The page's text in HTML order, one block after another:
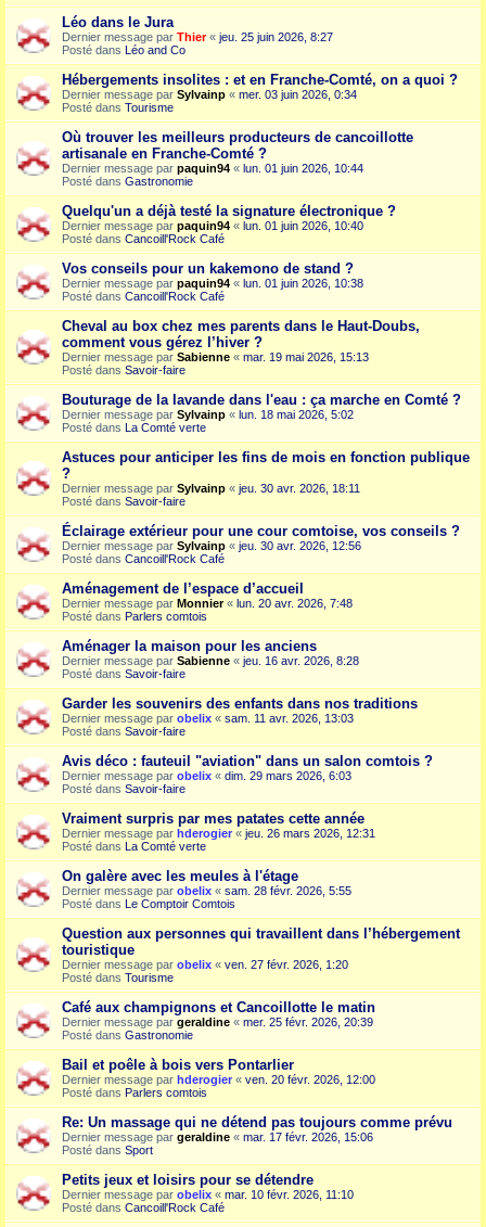
Léo dans le Jura
Dernier message par Thier« jeu. 25 juin 2026, 8:27
Posté dans Léo and Co
Hébergements insolites : et en Franche-Comté, on a quoi ?
Dernier message par Sylvainp « mer. 03 juin 2026, 0:34
Posté dans Tourisme
Où trouver les meilleurs producteurs de cancoillotte
artisanale en Franche-Comté ?
Dernier message par paquin94 « lun. 01 juin 2026, 10:44
Posté dans Gastronomie
Quelqu'un a déjà testé la signature électronique ?
Dernier message par paquin94 « lun. 01 juin 2026, 10:40
Posté dans Cancoill'Rock Café
Vos conseils pour un kakemono de stand ?
Dernier message par paquin94 « lun. 01 juin 2026, 10:38
Posté dans Cancoill'Rock Café
Cheval au box chez mes parents dans le Haut-Doubs,
comment vous gérez l’hiver ?
Dernier message par Sabienne « mar. 19 mai 2026, 15:13
Posté dans Savoir-faire
Bouturage de la lavande dans l'eau : ça marche en Comté ?
Dernier message par Sylvainp « lun. 18 mai 2026, 5:02
Posté dans La Comté verte
Astuces pour anticiper les fins de mois en fonction publique
?
Dernier message par Sylvainp « jeu. 30 avr. 2026, 18:11
Posté dans Savoir-faire
Éclairage extérieur pour une cour comtoise, vos conseils ?
Dernier message par Sylvainp « jeu. 30 avr. 2026, 12:56
Posté dans Cancoill'Rock Café
Aménagement de l’espace d’accueil
Dernier message par Monnier« lun. 20 avr. 2026, 7:48
Posté dans Parlers comtois
Aménager la maison pour les anciens
Dernier message par Sabienne « jeu. 16 avr. 2026, 8:28
Posté dans Savoir-faire
Garder les souvenirs des enfants dans nos traditions
Dernier message par obelix « sam. 11 avr. 2026, 13:03
Posté dans Savoir-faire
Avis déco : fauteuil "aviation" dans un salon comtois ?
Dernier message par obelix « dim. 29 mars 2026, 6:03
Posté dans Savoir-faire
Vraiment surpris par mes patates cette année
Dernier message par hderogier « jeu. 26 mars 2026, 12:31
Posté dans La Comté verte
On galère avec les meules à l'étage
Dernier message par obelix « sam. 28 févr. 2026, 5:55
Posté dans Le Comptoir Comtois
Question aux personnes qui travaillent dans l’hébergement
touristique
Dernier message par obelix « ven. 27 févr. 2026, 1:20
Posté dans Tourisme
Café aux champignons et Cancoillotte le matin
Dernier message par geraldine « mer. 25 févr. 2026, 20:39
Posté dans Gastronomie
Bail et poêle à bois vers Pontarlier
Dernier message par hderogier « ven. 20 févr. 2026, 12:00
Posté dans Parlers comtois
Re: Un massage qui ne détend pas toujours comme prévu
Dernier message par geraldine « mar. 17 févr. 2026, 15:06
Posté dans Sport
Petits jeux et loisirs pour se détendre
Dernier message par obelix « mar. 10 févr. 2026, 11:10
Posté dans Cancoill'Rock Café